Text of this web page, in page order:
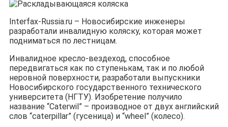
Interfax-Russia.ru – Новосибирские инженеры
разработали инвалидную коляску, которая может
подниматься по лестницам.
Инвалидное кресло-вездеход, способное
передвигаться как по ступенькам, так и по любой
неровной поверхности, разработали выпускники
Новосибирского государственного технического
университета (НГТУ). Изобретение получило
название “Caterwil” – производное от двух английский
слов “caterpillar” (гусеница) и “wheel” (колесо).